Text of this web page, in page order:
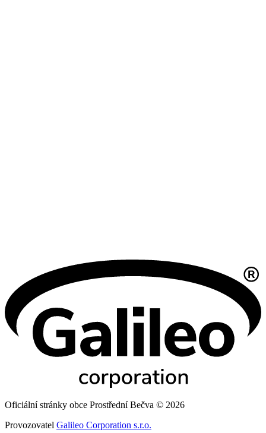
Oficiální stránky obce Prostřední Bečva © 2026
Provozovatel Galileo Corporation s.r.o.